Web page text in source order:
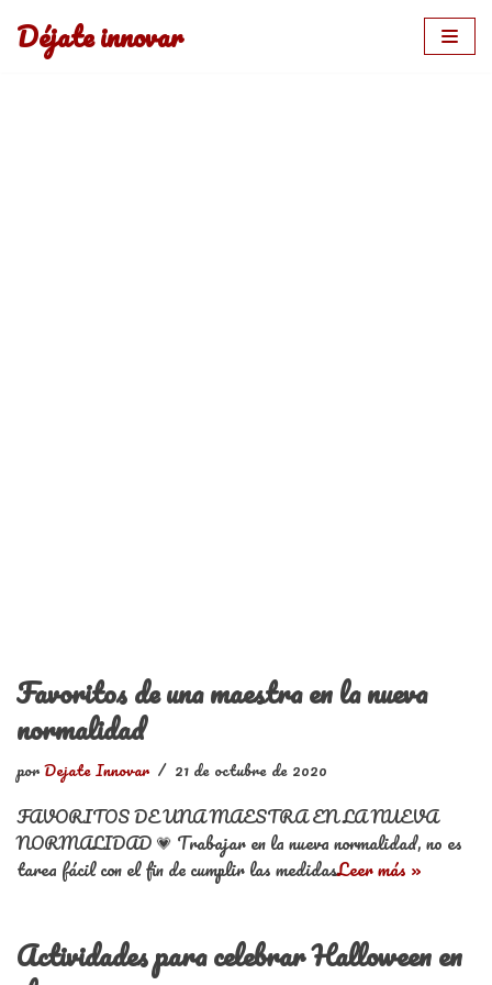
Saltar
Déjate innovar
Favoritos de una maestra en la nueva
normalidad
porDejate Innovar 21 de octubre de 2020
FAVORITOS DE UNA MAESTRA EN LA NUEVA
NORMALIDAD 💗 Trabajar en la nueva normalidad, no es
tarea fácil con el fin de cumplir las medidasLeer más »
Actividades para celebrar Halloween en